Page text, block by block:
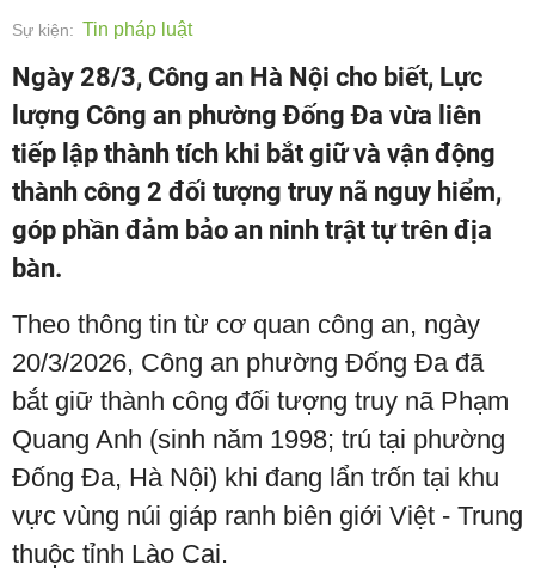
Sự kiện: Tin pháp luật
Ngày 28/3, Công an Hà Nội cho biết, Lực
lượng Công an phường Đống Đa vừa liên
tiếp lập thành tích khi bắt giữ và vận động
thành công 2 đối tượng truy nã nguy hiểm,
góp phần đảm bảo an ninh trật tự trên địa
bàn.
Theo thông tin từ cơ quan công an, ngày
20/3/2026, Công an phường Đống Đa đã
bắt giữ thành công đối tượng truy nã Phạm
Quang Anh (sinh năm 1998; trú tại phường
Đống Đa, Hà Nội) khi đang lẩn trốn tại khu
vực vùng núi giáp ranh biên giới Việt - Trung
thuộc tỉnh Lào Cai.